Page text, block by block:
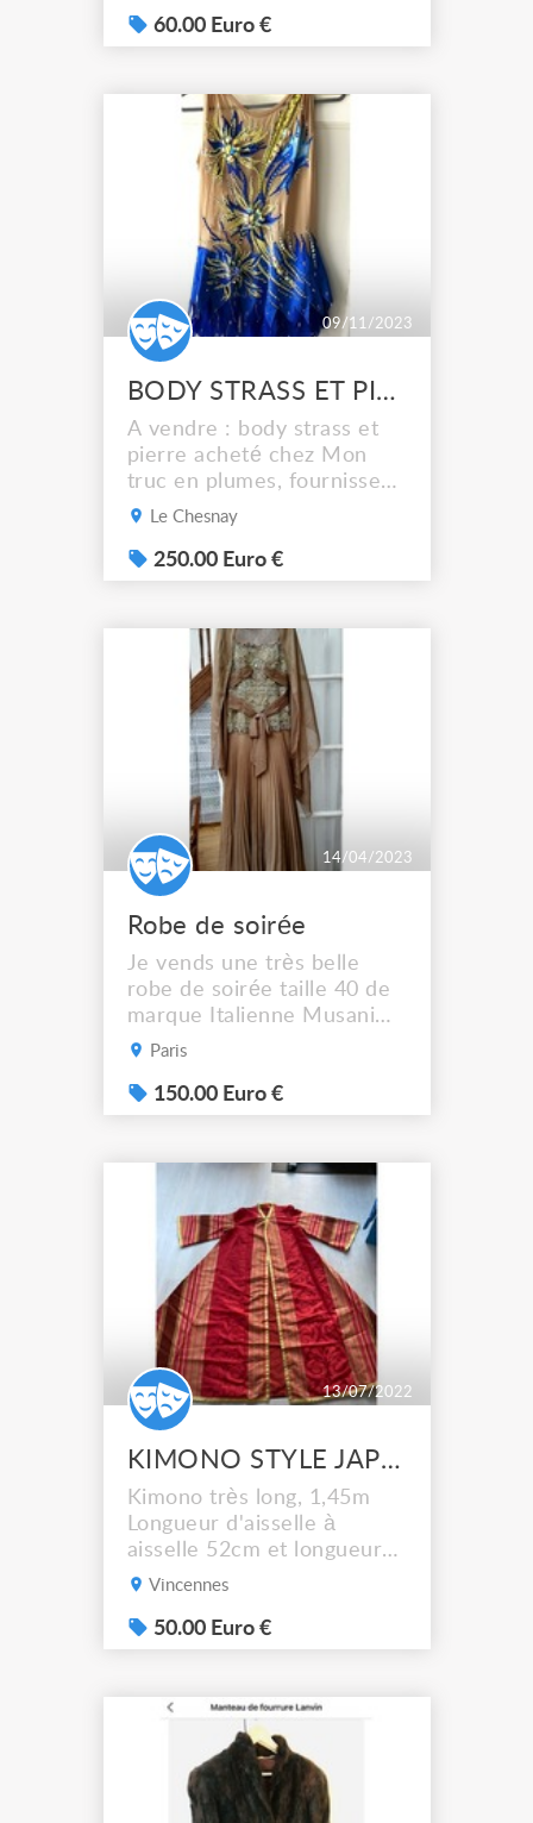
deux fois . Idéal pour
chanteuse de rock Taille 38
vente sur vinted membre
cristalkee Possible remise
en mains propres autour de
Sarlat La Caneda Sinon
envoi possibl...
60.00 Euro €
09/11/2023
BODY STRASS ET PIERRES
A vendre : body strass et
pierre acheté chez Mon
truc en plumes, fournisseur
du concours Miss France. Il
est donc complètement
neuf. Acheté 339 €.
Le Chesnay
250.00 Euro €
14/04/2023
Robe de soirée
Je vends une très belle
robe de soirée taille 40 de
marque Italienne Musani
Gold. Je l’ai porté trois fois
état neuf. La couleur est
assez semblable à la photo
Il y a deux jupons sous la
jupes ce qui donne un beau
volume de tissus. Les perles
Paris
150.00 Euro €
13/07/2022
KIMONO STYLE JAPONAIS
Kimono très long, 1,45m
Longueur d'aisselle à
aisselle 52cm et longueur
des manches 50 cm En
épais
Vincennes
50.00 Euro €